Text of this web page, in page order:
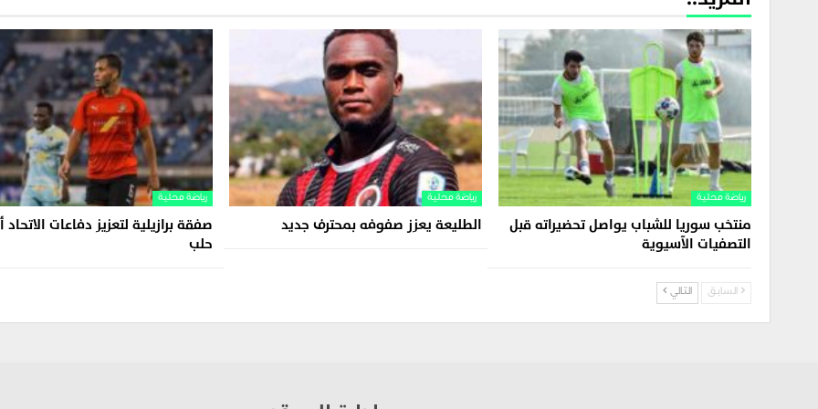
رياضة محلية
منتخب سوريا للشباب يواصل تحضيراته قبل
التصفيات الآسيوية
رياضة محلية
الطليعة يعزز صفوفه بمحترف جديد
رياضة محلية
صفقة برازيلية لتعزيز دفاعات
حلب
السابق التالي